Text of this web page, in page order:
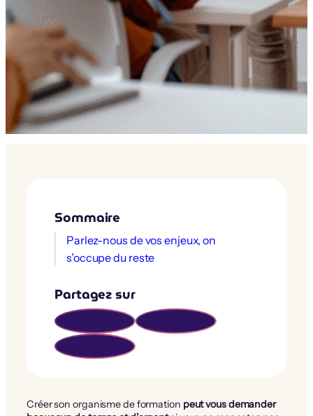
Créer son organisme de formation peut vous demander
Sommaire
Parlez-nous de vos enjeux, on
s’occupe du reste
Partagez sur